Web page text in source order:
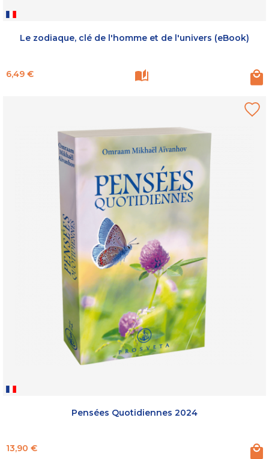
Le zodiaque, clé de l'homme et de l'univers (eBook)
Prix
6,49 €
Pensées Quotidiennes 2024
Prix
13,90 €